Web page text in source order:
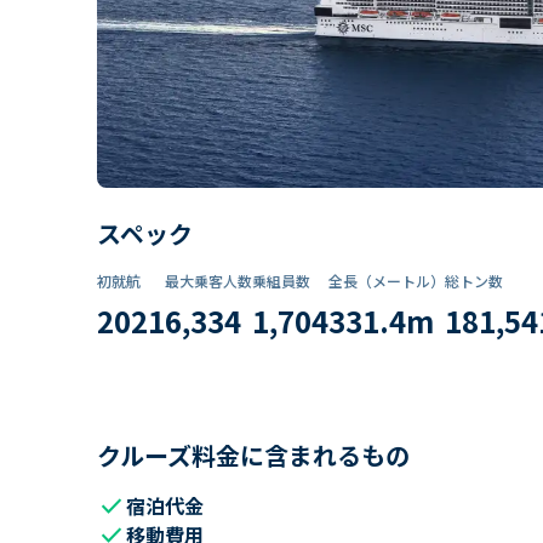
スペック
初就航
2021
最大乗客人数
6,334
乗組員数​
1,704
全長（メートル）
331.4m
総トン数​
クルーズ料金に含まれるもの
check宿泊代金
check移動費用